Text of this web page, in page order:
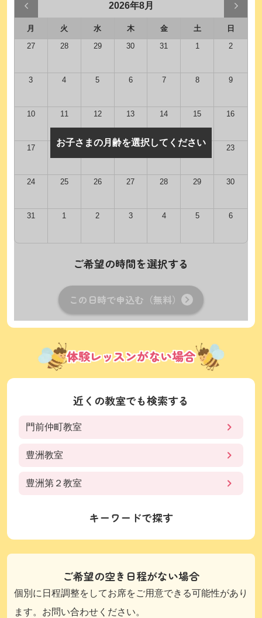
2026年8月
月 火 水 木 金 土
日
27
28 29 30 31 1 2
3 4 5 6 7 8 9
10 11 12 13 14 15 16
17 18 19 20 21 22 23
24 25 26 27 28 29 30
31 1 2 3 4 5 6
ご希望の時間を選択する
この日時で申込む（無料）
お子さまの月齢を選択してください
体験レッスンがない場合
近くの教室でも検索する
門前仲町教室
豊洲教室
豊洲第２教室
キーワードで探す
ご希望の空き日程がない場合
個別に日程調整をしてお席をご用意できる可能性があり
ます。お問い合わせください。